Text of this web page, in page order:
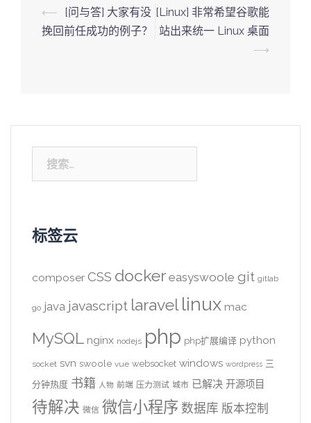
Post
navigation
⟵
[问与答] 大家有没
挽回前任成功的例子？
[Linux] 非常希望谷歌能
站出来统一 Linux 桌面
⟶
索：
标签云
composer CSS docker easyswoole git gitlab
go java javascript laravel linux mac
MySQL nginx nodejs php php扩展编译 python
socket svn swoole vue websocket windows wordpress 三
分钟热度 书籍 人物 前端 压力测试 城市 已解决 开源项目
待解决 微信 微信小程序 数据库 版本控制